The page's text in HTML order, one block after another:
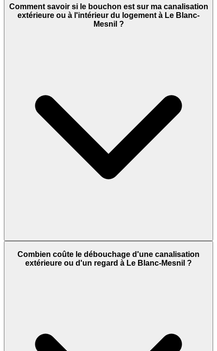
Comment savoir si le bouchon est sur ma canalisation
extérieure ou à l'intérieur du logement à Le Blanc-
Mesnil ?
Combien coûte le débouchage d'une canalisation
extérieure ou d'un regard à Le Blanc-Mesnil ?